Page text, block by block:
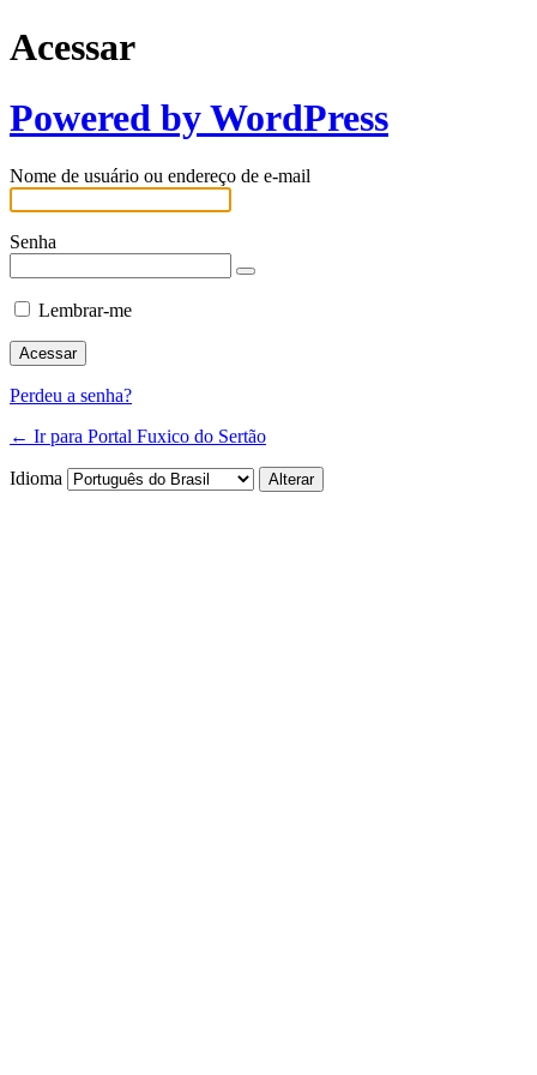
Acessar
Powered by WordPress
Nome de usuário ou endereço de e-mail
Senha
Lembrar-me
Perdeu a senha?
← Ir para Portal Fuxico do Sertão
Idioma